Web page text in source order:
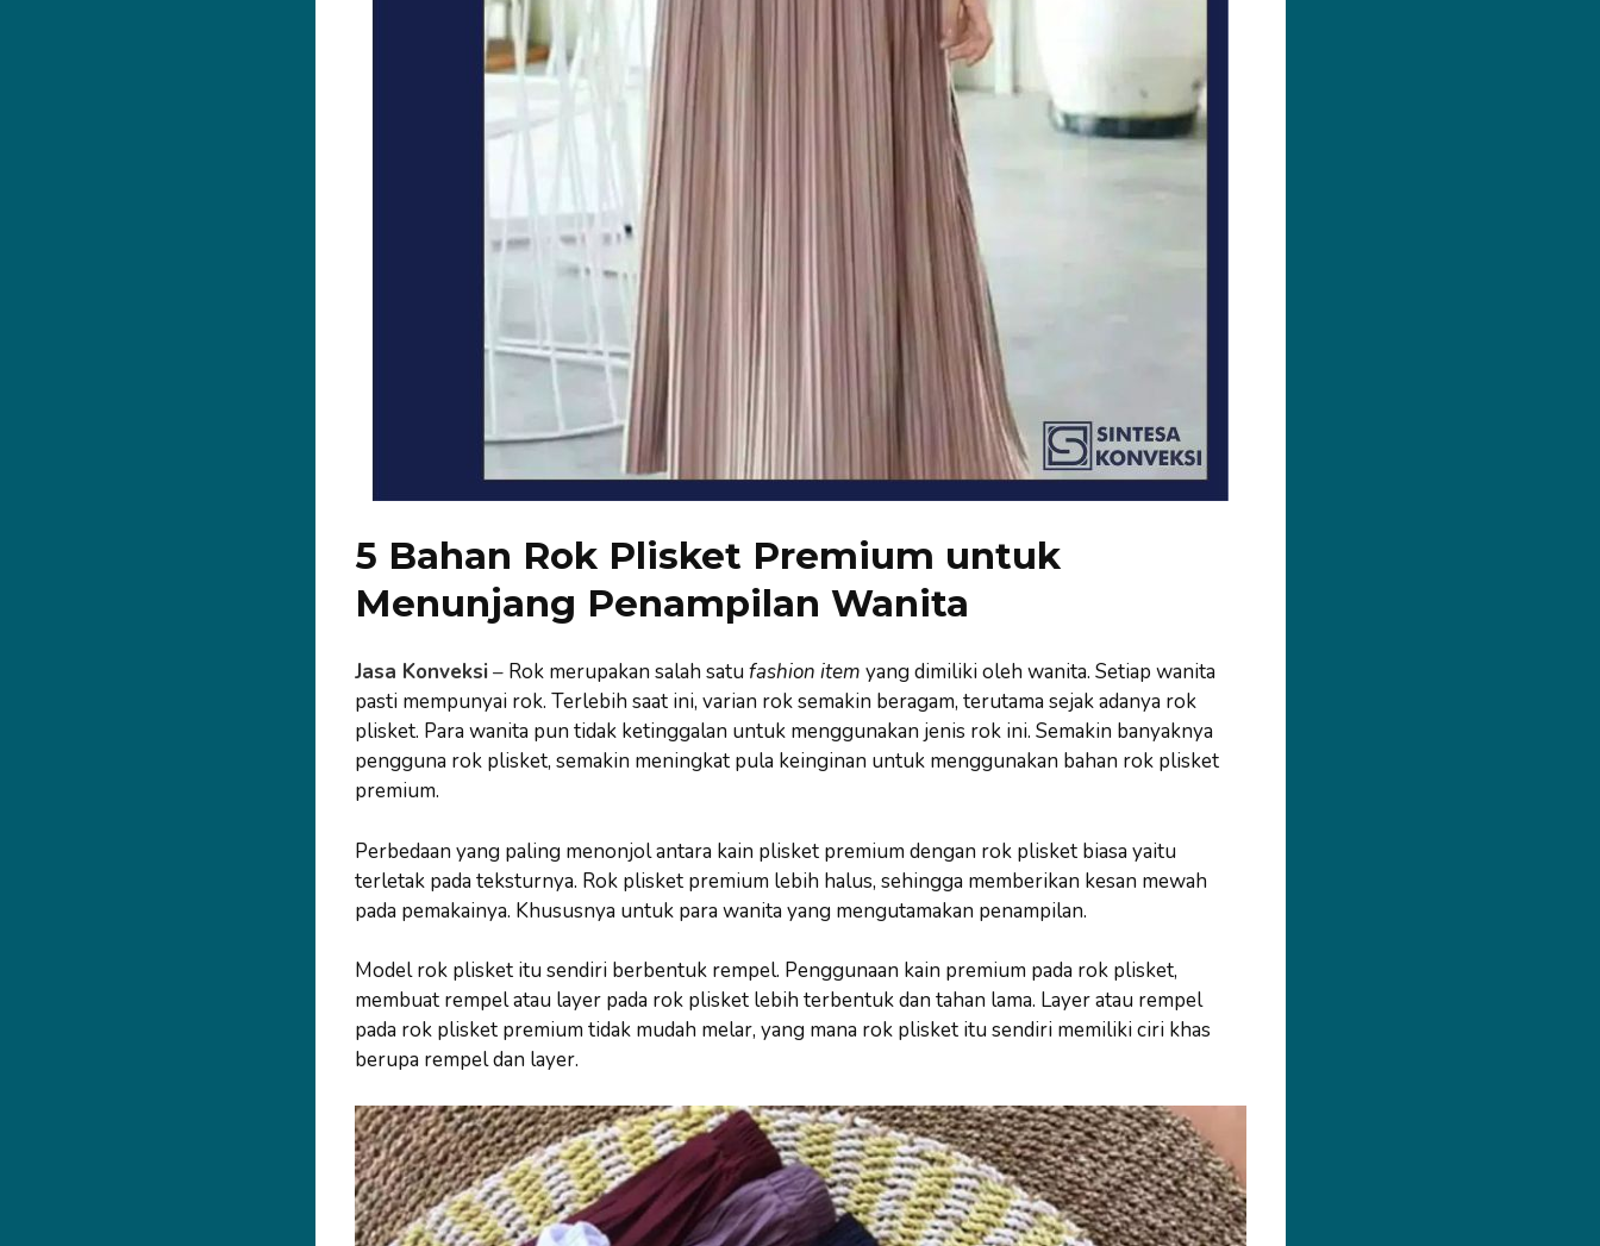
5 Bahan Rok Plisket Premium untuk
Menunjang Penampilan Wanita
Jasa Konveksi–Rok merupakan salah satu fashion item yang dimiliki oleh wanita. Setiap wanita
pasti mempunyai rok. Terlebih saat ini, varian rok semakin beragam, terutama sejak adanya rok
plisket. Para wanita pun tidak ketinggalan untuk menggunakan jenis rok ini. Semakin banyaknya
pengguna rok plisket, semakin meningkat pula keinginan untuk menggunakan bahan rok plisket
premium.
Perbedaan yang paling menonjol antara kain plisket premium dengan rok plisket biasa yaitu
terletak pada teksturnya. Rok plisket premium lebih halus, sehingga memberikan kesan mewah
pada pemakainya. Khususnya untuk para wanita yang mengutamakan penampilan.
Model rok plisket itu sendiri berbentuk rempel. Penggunaan kain premium pada rok plisket,
membuat rempel atau layer pada rok plisket lebih terbentuk dan tahan lama. Layer atau rempel
pada rok plisket premium tidak mudah melar, yang mana rok plisket itu sendiri memiliki ciri khas
berupa rempel dan layer.